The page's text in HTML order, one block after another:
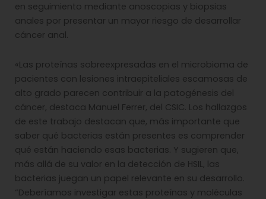
en seguimiento mediante anoscopias y biopsias
anales por presentar un mayor riesgo de desarrollar
cáncer anal.
«Las proteínas sobreexpresadas en el microbioma de
pacientes con lesiones intraepiteliales escamosas de
alto grado parecen contribuir a la patogénesis del
cáncer, destaca Manuel Ferrer, del CSIC. Los hallazgos
de este trabajo destacan que, más importante que
saber qué bacterias están presentes es comprender
qué están haciendo esas bacterias. Y sugieren que,
más allá de su valor en la detección de HSIL, las
bacterias juegan un papel relevante en su desarrollo.
“Deberíamos investigar estas proteínas y moléculas